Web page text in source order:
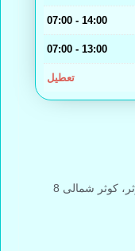
14:00 - 07:00
13:00 - 07:00
تعطیل
کوثر شمالی 8